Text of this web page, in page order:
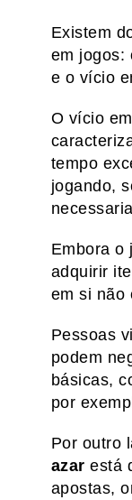
Existem
em jogos:
e o vício
O vício
tempo
jogando,
Embora o
adquirir
em si não
Pessoas
podem
básicas,
por
Por outro
azar está
apostas,